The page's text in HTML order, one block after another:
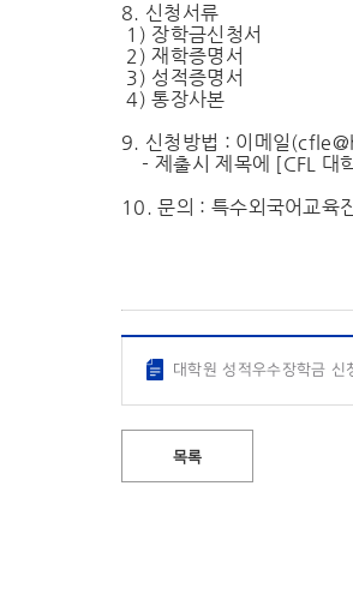
8. 신청서류
1) 장학금신청서
2) 재학증명서
3) 성적증명서
4) 통장사본
9. 신청방법 : 이메일(
- 제출시 제목에 [CFL 대
10. 문의 : 특수외국어교
대학원 성적우수장학금
목록